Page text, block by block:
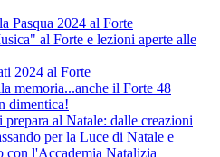
Pasqua 2024 al Forte
al Forte e lezioni aperte alle
2024 al Forte
memoria...anche il Forte 48
dimentica!
prepara al Natale: dalle creazioni
per la Luce di Natale e
con l'Accademia Natalizia